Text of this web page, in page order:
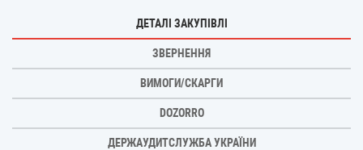
ДЕТАЛІ ЗАКУПІВЛІ
ЗВЕРНЕННЯ
ВИМОГИ/СКАРГИ
DOZORRO
ДЕРЖАУДИТСЛУЖБА УКРАЇНИ